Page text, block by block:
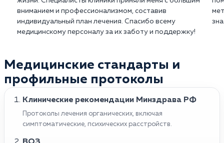
вниманием и профессионализмом, составив
индивидуальный план лечения. Спасибо всему
медицинскому персоналу за их заботу и поддержку!
Медицинские стандарты и
профильные протоколы
Клинические рекомендации Минздрава РФ
Протоколы лечения органических, включая
симптоматические, психических расстройств.